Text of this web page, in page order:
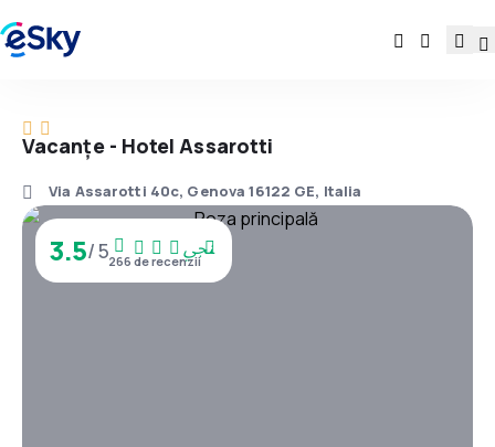
Vacanţe - Hotel Assarotti
Via Assarotti 40c, Genova 16122 GE, Italia
3.5/ 5266 de recenzii